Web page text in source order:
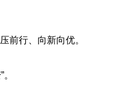
前行、向新向优。